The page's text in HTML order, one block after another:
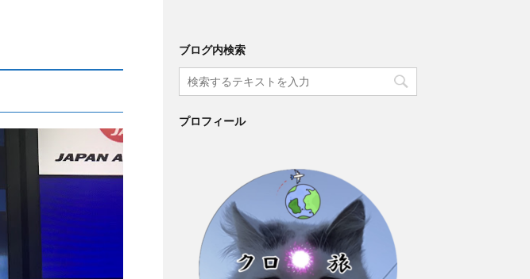
ブログ内検索
プロフィール